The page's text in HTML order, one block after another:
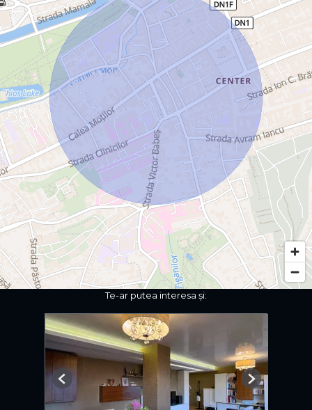
Te-ar putea interesa și:
Previous Next